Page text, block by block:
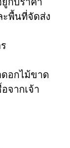
ะพื้นที่จัดส่ง
อกไม้ขาด
จากเจ้า